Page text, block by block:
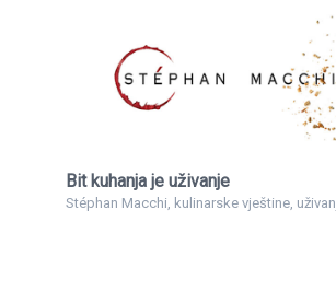
Bit kuhanja je uživanje
Stéphan Macchi, kulinarske vještine,